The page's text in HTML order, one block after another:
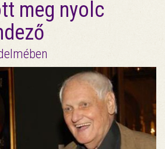
meg nyolc